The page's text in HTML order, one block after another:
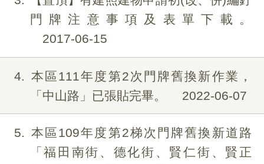
門牌注意事項及表單下載。
2017-06-15
4
本區111年度第2次門牌舊換新作業，
「中山路」已張貼完畢。
2022-06-07
5
本區109年度第2梯次門牌舊換新道路
「福田南街、德化街、賢仁街、賢正